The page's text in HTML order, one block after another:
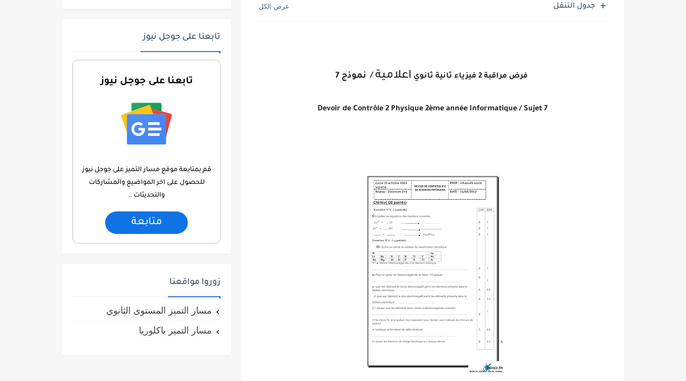
جدول التنقل
فرض مراقبة 2 فيزياء ثانية ثانوي اعلامية / نموذج 7
Devoir de Contrôle 2 Physique 2ème année Informatique / Sujet 7
تابعنا على جوجل نيوز
تابعنا على جوجل نيوز
قم بمتابعة موقع مسار التميز على جوجل نيوز
للحصول على اخر المواضيع والمشاركات
والتحديثات ..
متابعة
زوروا مواقعنا
مسار التميز المستوى الثانوي
مسار التميز باكلوريا